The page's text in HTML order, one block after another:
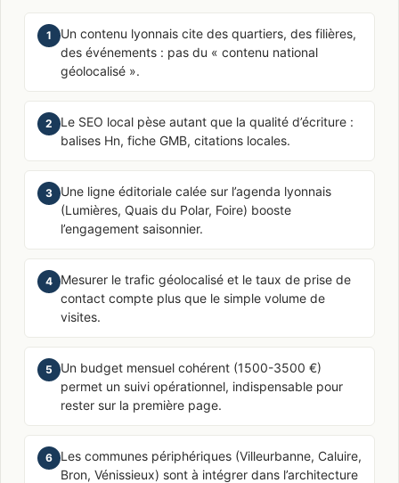
1
Un contenu lyonnais cite des quartiers, des filières,
des événements : pas du « contenu national
géolocalisé ».
2
Le SEO local pèse autant que la qualité d’écriture :
balises Hn, fiche GMB, citations locales.
3
Une ligne éditoriale calée sur l’agenda lyonnais
(Lumières, Quais du Polar, Foire) booste
l’engagement saisonnier.
4
Mesurer le trafic géolocalisé et le taux de prise de
contact compte plus que le simple volume de
visites.
5
Un budget mensuel cohérent (1500-3500 €)
permet un suivi opérationnel, indispensable pour
rester sur la première page.
6
Les communes périphériques (Villeurbanne, Caluire,
Bron, Vénissieux) sont à intégrer dans l’architecture